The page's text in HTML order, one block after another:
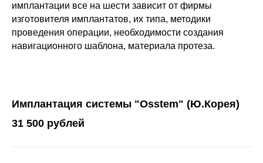
имплантации все на шести зависит от фирмы
изготовителя имплантатов, их типа, методики
проведения операции, необходимости создания
навигационного шаблона, материала протеза.
Имплантация системы "Osstem" (Ю.Корея)
31 500 рублей